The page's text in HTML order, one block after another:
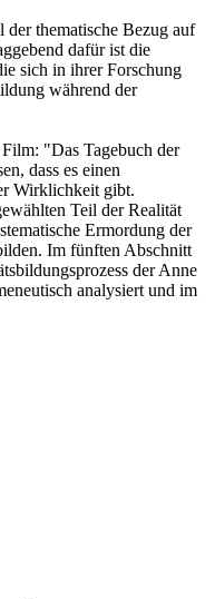
thematische Bezug auf
dafür ist die
sich in ihrer Forschung
während der
"Das Tagebuch der
dass es einen
Wirklichkeit gibt.
Teil der Realität
Ermordung der
Im fünften Abschnitt
der Anne
analysiert und im